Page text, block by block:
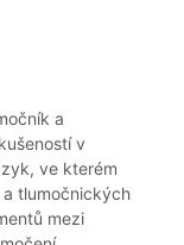
a
v
ve kterém
tlumočnických
mezi